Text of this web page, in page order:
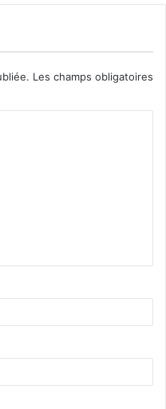
Les champs obligatoires